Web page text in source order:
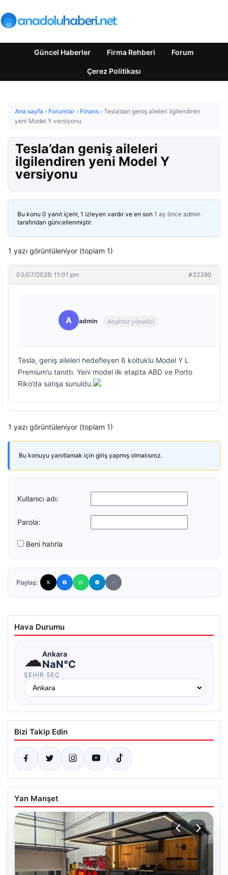
Güncel Haberler Firma Rehberi Forum
Çerez Politikası
Ana sayfa › Forumlar › Finans › Tesla’dan geniş aileleri ilgilendiren
yeni Model Y versiyonu
Tesla’dan geniş aileleri
ilgilendiren yeni Model Y
versiyonu
Bu konu 0 yanıt içerir, 1 izleyen vardır ve en son 1 ay önce admin
tarafından güncellenmiştir.
1 yazı görüntüleniyor (toplam 1)
03/07/2026: 11:01 pm #32390
A admin Anahtar yönetici
Tesla, geniş aileleri hedefleyen 6 koltuklu Model Y L
Premium’u tanıttı. Yeni model ilk etapta ABD ve Porto
Riko’da satışa sunuldu.
1 yazı görüntüleniyor (toplam 1)
Bu konuyu yanıtlamak için giriş yapmış olmalısınız.
Kullanıcı adı:
Parola:
Beni hatırla
Paylaş:
Hava Durumu
☁Ankara
NaN°C
ŞEHIR SEÇ
Bizi Takip Edin
Yan Manşet